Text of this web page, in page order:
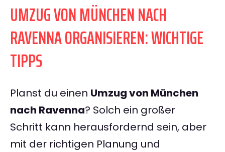
UMZUG VON MÜNCHEN NACH
RAVENNA ORGANISIEREN: WICHTIGE
TIPPS
Planst du einen Umzug von München
nach Ravenna? Solch ein großer
Schritt kann herausfordernd sein, aber
mit der richtigen Planung und